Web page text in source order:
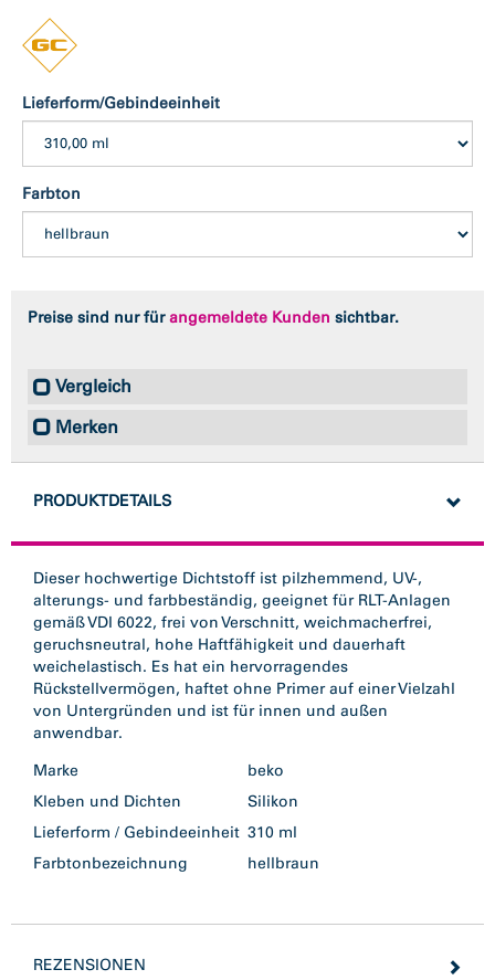
Lieferform/Gebindeeinheit
Farbton
Preise sind nur fürangemeldete Kunden sichtbar.
Vergleich
Merken
PRODUKTDETAILS
Dieser hochwertige Dichtstoff ist pilzhemmend, UV-,
alterungs- und farbbeständig, geeignet für RLT-Anlagen
gemäß VDI 6022, frei von Verschnitt, weichmacherfrei,
geruchsneutral, hohe Haftfähigkeit und dauerhaft
weichelastisch. Es hat ein hervorragendes
Rückstellvermögen, haftet ohne Primer auf einer Vielzahl
von Untergründen und ist für innen und außen
anwendbar.
Marke
beko
Kleben und Dichten
Silikon
Lieferform / Gebindeeinheit 310 ml
Farbtonbezeichnung
hellbraun
REZENSIONEN